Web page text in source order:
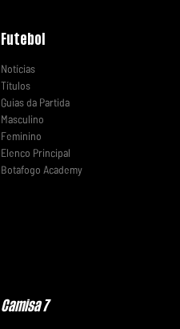
Futebol
Notícias
Títulos
Guias da Partida
Masculino
Feminino
Elenco Principal
Botafogo Academy
Camisa 7